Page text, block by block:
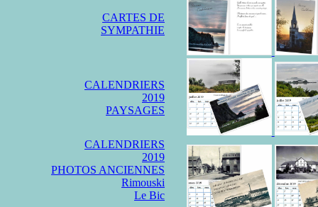
CARTES DE
SYMPATHIE
CALENDRIERS
2019
PAYSAGES
CALENDRIERS
2019
PHOTOS ANCIENNES
Rimouski
Le Bic